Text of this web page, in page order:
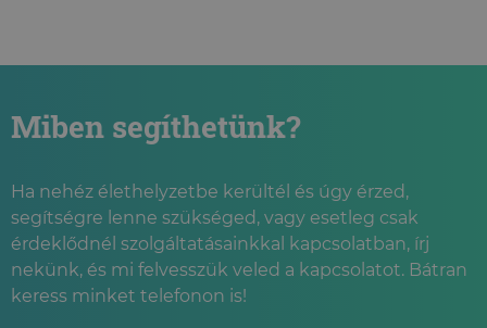
Miben segíthetünk?
Ha nehéz élethelyzetbe kerültél és úgy érzed,
segítségre lenne szükséged, vagy esetleg csak
érdeklődnél szolgáltatásainkkal kapcsolatban, írj
nekünk, és mi felvesszük veled a kapcsolatot. Bátran
keress minket telefonon is!